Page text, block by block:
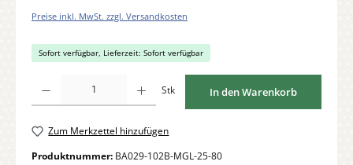
Preise inkl. MwSt. zzgl. Versandkosten
Sofort verfügbar, Lieferzeit: Sofort verfügbar
Stk In den Warenkorb
Zum Merkzettel hinzufügen
Produktnummer: BA029-102B-MGL-25-80